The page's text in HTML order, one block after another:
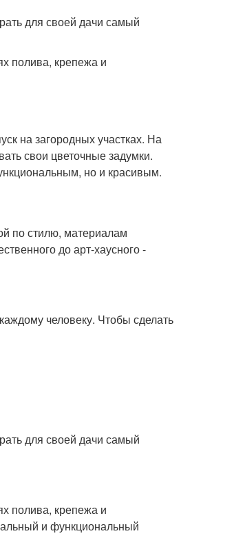
для своей дачи самый
полива, крепежа и
на загородных участках. На
свои цветочные задумки.
но и красивым.
по стилю, материалам
до арт-хаусного -
человеку. Чтобы сделать
для своей дачи самый
полива, крепежа и
и функциональный